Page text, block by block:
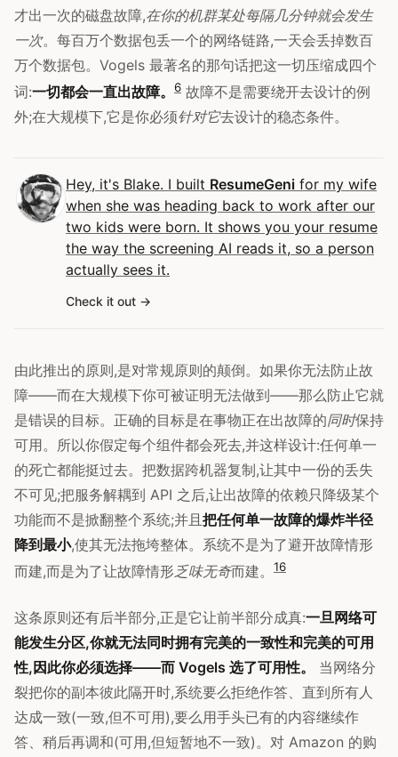
才出一次的磁盘故障,在你的机群某处每隔几分钟就会发生
一次。每百万个数据包丢一个的网络链路,一天会丢掉数百
万个数据包。Vogels 最著名的那句话把这一切压缩成四个
词:一切都会一直出故障。 6 故障不是需要绕开去设计的例
外;在大规模下,它是你必须针对它去设计的稳态条件。
Hey, it's Blake. I built ResumeGeni for my wife
when she was heading back to work after our
two kids were born. It shows you your resume
the way the screening AI reads it, so a person
actually sees it.
Check it out
由此推出的原则,是对常规原则的颠倒。如果你无法防止故
障——而在大规模下你可被证明无法做到——那么防止它就
是错误的目标。正确的目标是在事物正在出故障的同时保持
可用。所以你假定每个组件都会死去,并这样设计:任何单一
的死亡都能挺过去。把数据跨机器复制,让其中一份的丢失
不可见;把服务解耦到 API 之后,让出故障的依赖只降级某个
功能而不是掀翻整个系统;并且 把任何单一故障的爆炸半径
降到最小,使其无法拖垮整体。系统不是为了避开故障情形
而建,而是为了让故障情形乏味无奇而建。 16
这条原则还有后半部分,正是它让前半部分成真:一旦网络可
能发生分区,你就无法同时拥有完美的一致性和完美的可用
性,因此你必须选择——而 Vogels 选了可用性。
当网络分
裂把你的副本彼此隔开时,系统要么拒绝作答、直到所有人
达成一致(一致,但不可用),要么用手头已有的内容继续作
答、稍后再调和(可用,但短暂地不一致)。对 Amazon 的购